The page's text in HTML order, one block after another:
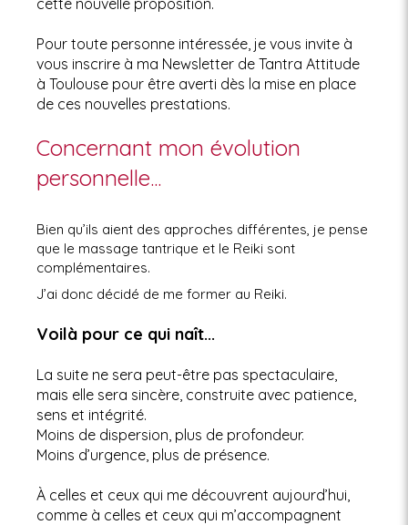
cette nouvelle proposition.
Pour toute personne intéressée, je vous invite à
vous inscrire à ma Newsletter de Tantra Attitude
à Toulouse pour être averti dès la mise en place
de ces nouvelles prestations.
Concernant mon évolution
personnelle...
Bien qu’ils aient des approches différentes, je pense
que le massage tantrique et le Reiki sont
complémentaires.
J’ai donc décidé de me former au Reiki.
Voilà pour ce qui naît...
La suite ne sera peut-être pas spectaculaire,
mais elle sera sincère, construite avec patience,
sens et intégrité.
Moins de dispersion, plus de profondeur.
Moins d’urgence, plus de présence.
À celles et ceux qui me découvrent aujourd’hui,
comme à celles et ceux qui m’accompagnent